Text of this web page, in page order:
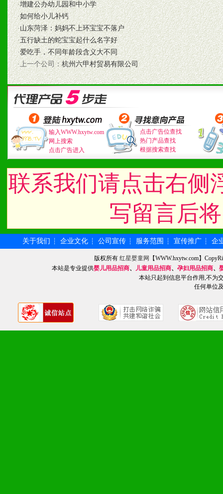
化。
九、加盟优势
1、广告企划支持：产品手
品全面配赠，免费提供软
册、专柜咨询手册等各种
2、市场保护支持：供优质
统一底价供货、严格保证
3、对代理商、经销商提供
单，税务发票，产品质量
4、营销技术支持：因地制
专柜、社区、HS、名人营
5、返利奖励支持：累计
6、售后服务支持：营销
培训等企业售后服务。
7、退换货支持：诚信为本
·增建公办幼儿园和中小学
·如何给小儿补钙
·山东菏泽：妈妈不上环宝宝不落户
·五行缺土的蛇宝宝起什么名字好
·爱吃手，不同年龄段含义大不同
·上一个公司：杭州六甲村贸易有限公司
输入WWW.hxytw.com
网上搜索
点击广告进入
点击广告位查找
热门产品查找
根据搜索查找
联系我们请点击右侧
写留言后
关于我们 ┆ 企业文化 ┆ 公司宣传 ┆ 服务范围 ┆ 宣传推广 ┆ 企
版权所有红星婴童网
【WWW.hxytw.com】
本站是专业提供婴儿用品招商、 儿童用品招商、 孕妇用品招商、
本站只起到信息平台作用,不为
任何单位